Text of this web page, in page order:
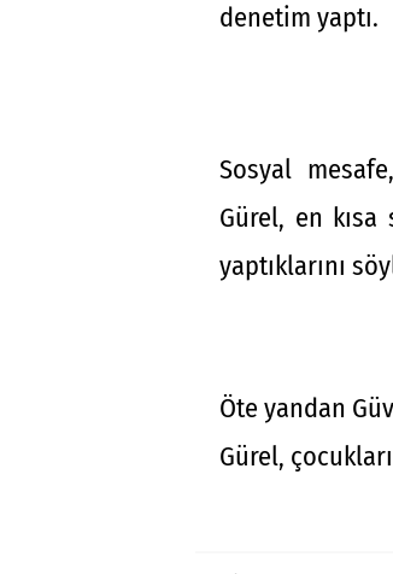
denetim yaptı.
Sosyal
Gürel, en
yaptıklarını
Öte yandan
Gürel,